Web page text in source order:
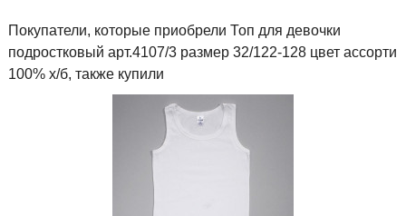
Покупатели, которые приобрели Топ для девочки
подростковый арт.4107/3 размер 32/122-128 цвет ассорти
100% х/б, также купили